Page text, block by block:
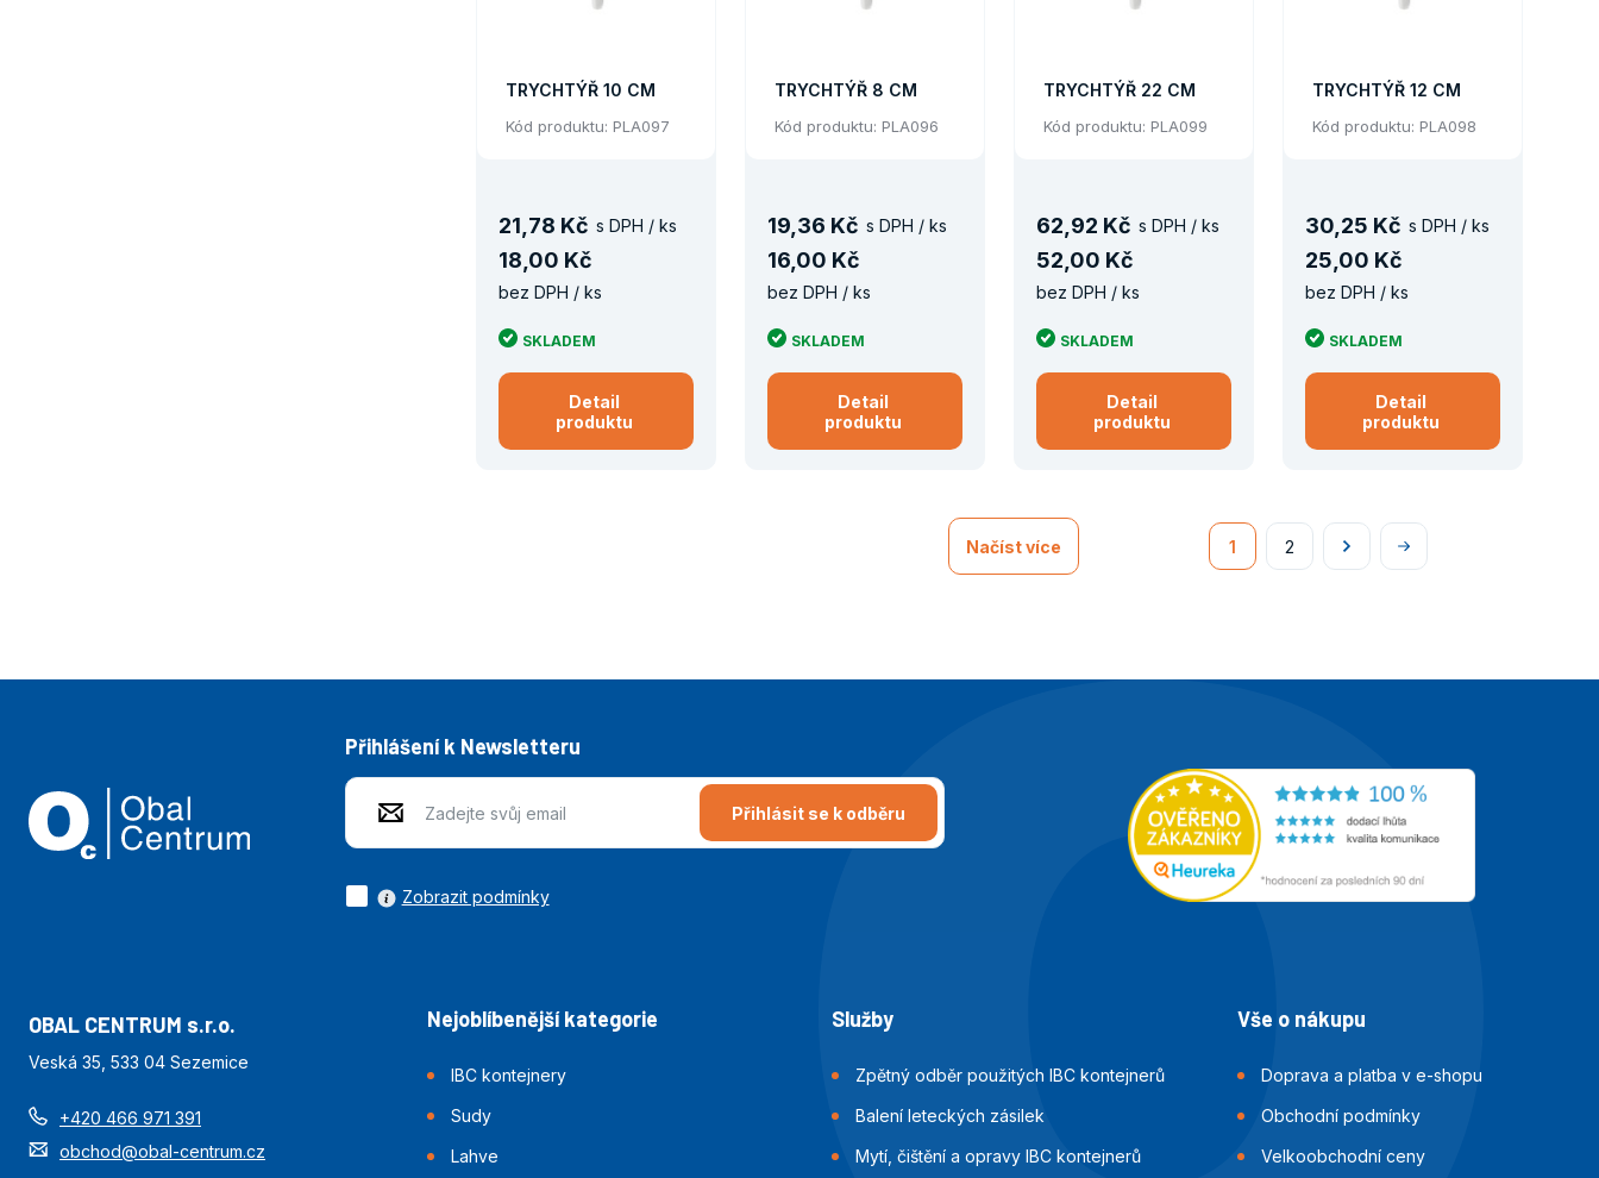
TRYCHTÝŘ 10 CM
Kód produktu: PLA097
21 78 Kč s DPH / ks
18 00 Kč
bez DPH / ks
SKLADEM
Detail
produktu
TRYCHTÝŘ 8 CM
Kód produktu: PLA096
19 36 Kč s DPH / ks
16 00 Kč
bez DPH / ks
SKLADEM
Detail
produktu
TRYCHTÝŘ 22 CM
Kód produktu: PLA099
62 92 Kč s DPH / ks
52 00 Kč
bez DPH / ks
SKLADEM
Detail
produktu
TRYCHTÝŘ 12 CM
Kód produktu: PLA098
30 25 Kč s DPH / ks
25 00 Kč
bez DPH / ks
SKLADEM
Detail
produktu
Načíst více 1 2
Následující
Na
Přihlášení k Newsletteru
Přihlásit se k odběru
Zobrazit podmínky
OBAL CENTRUM s.r.o.
Veská 35, 533 04 Sezemice
+420 466 971 391
obchod@obal-centrum.cz
Nejoblíbenější kategorie
IBC kontejnery
Sudy
Lahve
Služby
Zpětný odběr použitých IBC kontejnerů
Balení leteckých zásilek
Mytí, čištění a opravy IBC kontejnerů
Vše o nákupu
Doprava a platba v e-shopu
Obchodní podmínky
Velkoobchodní ceny